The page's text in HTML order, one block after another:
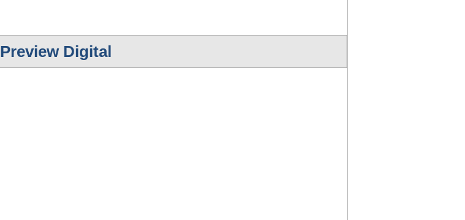
Preview Digital